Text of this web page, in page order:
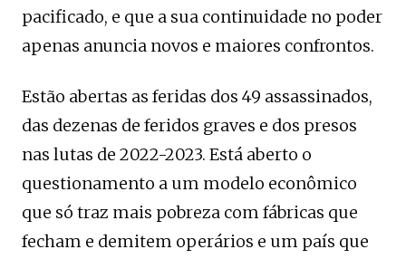
pacificado, e que a sua continuidade no poder
apenas anuncia novos e maiores confrontos.
Estão abertas as feridas dos 49 assassinados,
das dezenas de feridos graves e dos presos
nas lutas de 2022-2023. Está aberto o
questionamento a um modelo econômico
que só traz mais pobreza com fábricas que
fecham e demitem operários e um país que